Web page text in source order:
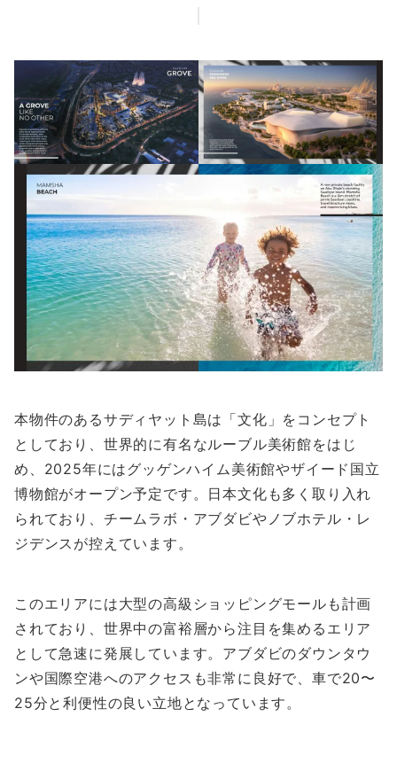
本物件のあるサディヤット島は「文化」をコンセプト
としており、世界的に有名なルーブル美術館をはじ
め、2025年にはグッゲンハイム美術館やザイード国立
博物館がオープン予定です。日本文化も多く取り入れ
られており、チームラボ・アブダビやノブホテル・レ
ジデンスが控えています。
このエリアには大型の高級ショッピングモールも計画
されており、世界中の富裕層から注目を集めるエリア
として急速に発展しています。アブダビのダウンタウ
ンや国際空港へのアクセスも非常に良好で、車で20〜
25分と利便性の良い立地となっています。